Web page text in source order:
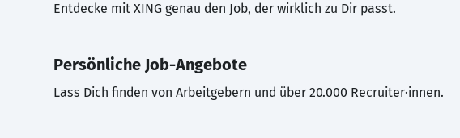
Entdecke mit XING genau den Job, der wirklich zu Dir passt.
Persönliche Job-Angebote
Lass Dich finden von Arbeitgebern und über 20.000 Recruiter·innen.